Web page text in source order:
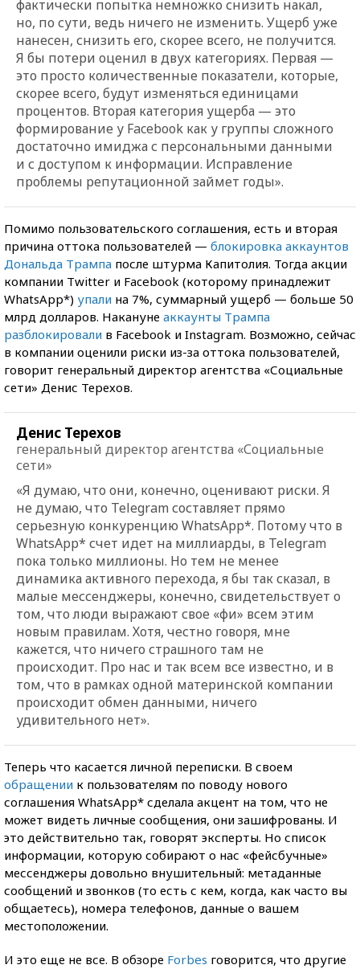
фактически попытка немножко снизить накал,
но, по сути, ведь ничего не изменить. Ущерб уже
нанесен, снизить его, скорее всего, не получится.
Я бы потери оценил в двух категориях. Первая —
это просто количественные показатели, которые,
скорее всего, будут изменяться единицами
процентов. Вторая категория ущерба — это
формирование у Facebook как у группы сложного
достаточно имиджа с персональными данными
и с доступом к информации. Исправление
проблемы репутационной займет годы».
Помимо пользовательского соглашения, есть и вторая
причина оттока пользователей — блокировка аккаунтов
Дональда Трампа после штурма Капитолия. Тогда акции
компании Twitter и Facebook (которому принадлежит
WhatsApp*) упали на 7%, суммарный ущерб — больше 50
млрд долларов. Накануне аккаунты Трампа
разблокировали в Facebook и Instagram. Возможно, сейчас
в компании оценили риски из-за оттока пользователей,
говорит генеральный директор агентства «Социальные
сети» Денис Терехов.
Денис Терехов
генеральный директор агентства «Социальные
сети»
«Я думаю, что они, конечно, оценивают риски. Я
не думаю, что Telegram составляет прямо
серьезную конкуренцию WhatsApp*. Потому что в
WhatsApp* счет идет на миллиарды, в Telegram
пока только миллионы. Но тем не менее
динамика активного перехода, я бы так сказал, в
малые мессенджеры, конечно, свидетельствует о
том, что люди выражают свое «фи» всем этим
новым правилам. Хотя, честно говоря, мне
кажется, что ничего страшного там не
происходит. Про нас и так всем все известно, и в
том, что в рамках одной материнской компании
происходит обмен данными, ничего
удивительного нет».
Теперь что касается личной переписки. В своем
обращении к пользователям по поводу нового
соглашения WhatsApp* сделала акцент на том, что не
может видеть личные сообщения, они зашифрованы. И
это действительно так, говорят эксперты. Но список
информации, которую собирают о нас «фейсбучные»
мессенджеры довольно внушительный: метаданные
сообщений и звонков (то есть с кем, когда, как часто вы
общаетесь), номера телефонов, данные о вашем
местоположении.
И это еще не все. В обзоре Forbes говорится, что другие